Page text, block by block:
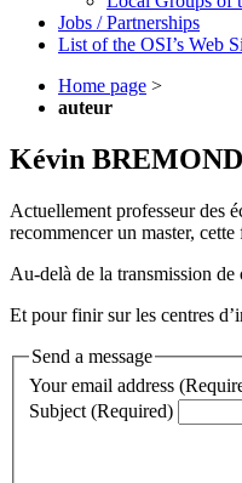
Jobs / Partnerships
List of the OSI’s Web
Home page >
auteur
Kévin BREMOND
Actuellement professeur des
recommencer un master,
Au-delà de la transmission de
Et pour finir sur les centres
Send a message
Your email address
Subject (Required)